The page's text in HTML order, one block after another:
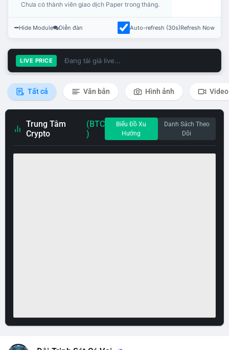
Chưa có thành viên giao dịch Paper trong tháng.
Hide Module Diễn đàn Auto-refresh (30s)Refresh Now
LIVE PRICE Đang tải giá live...
Tất cả Văn bản Hình ảnh Video
Trung Tâm
Crypto
(BTC
)
Biểu Đồ Xu
Hướng
Danh Sách Theo
Dõi